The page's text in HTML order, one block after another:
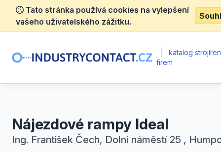
Tato stránka používá cookies na vylepšení
vašeho uživatelského zážitku.
katalog
firem
Nájezdové rampy Ideal
Ing. František Čech, Dolní náměstí 25 ,